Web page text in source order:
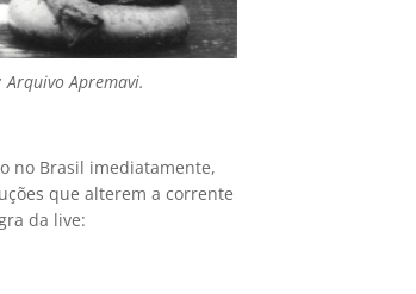
Apremavi.
no Brasil imediatamente,
que alterem a corrente
da live: